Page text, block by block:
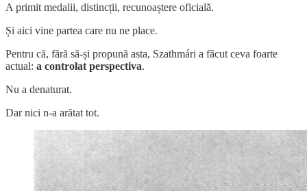
A primit medalii, distincții, recunoaștere oficială.
Și aici vine partea care nu ne place.
Pentru că, fără să-și propună asta, Szathmári a făcut ceva foarte
actual: a controlat perspectiva.
Nu a denaturat.
Dar nici n-a arătat tot.